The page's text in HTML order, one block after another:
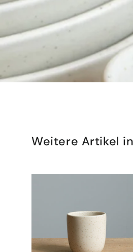
Weitere Artikel